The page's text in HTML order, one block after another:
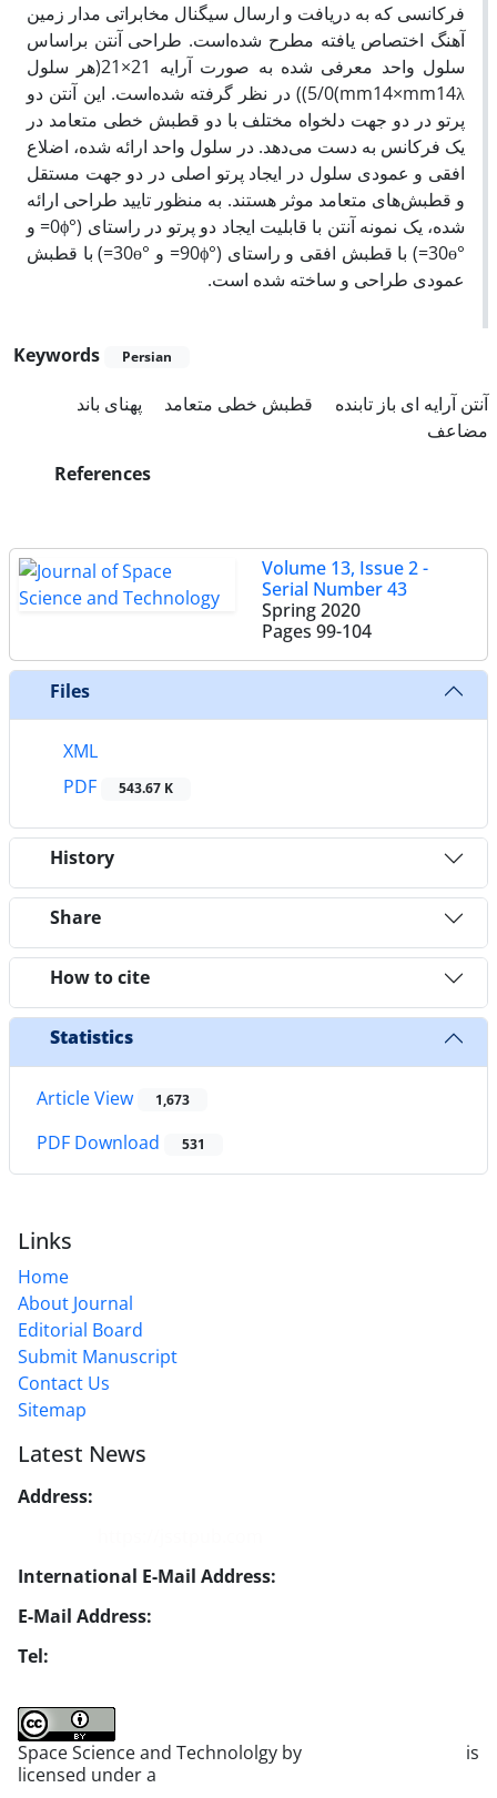
فرکانسی که به دریافت و ارسال سیگنال مخابراتی مدار زمین
آهنگ اختصاص یافته مطرح شده‌است. طراحی آنتن براساس
سلول واحد معرفی شده به صورت آرایه 21×21(هر سلول
mm14×mm14λ)5/0)) در نظر گرفته شده‌است. این آنتن دو
پرتو در دو جهت دلخواه مختلف با دو قطبش‌ خطی متعامد در
یک فرکانس به دست می‌دهد. در سلول واحد ارائه شده، اضلاع
افقی و عمودی سلول در ایجاد پرتو اصلی در دو جهت مستقل
و قطبش‌های متعامد موثر هستند. به منظور تایید طراحی ارائه
شده، یک نمونه آنتن با قابلیت ایجاد دو پرتو در راستای (°0ϕ= و
°30ɵ=) با قطبش افقی و راستای (°90ϕ= و °30ɵ=) با قطبش
عمودی طراحی و ساخته شده است.
Keywords Persian
آنتن آرایه ای باز تابنده قطبش خطی متعامد
پهنای باند
مضاعف
References
Volume 13, Issue 2 -
Serial Number 43
Spring 2020
Pages 99-104
Files
XML
PDF
543.67 K
History
Share
How to cite
Statistics
Article View 1,673
PDF Download 531
Links
Home
About Journal
Editorial Board
Submit Manuscript
Contact Us
Sitemap
Latest News
Address:
International E-Mail Address:
E-Mail Address:
Tel:
Space Science and Technololgy by
is
licensed under a